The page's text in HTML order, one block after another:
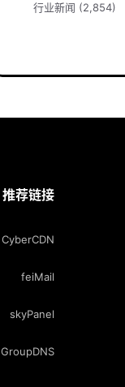
行业新闻 (2,854)
推荐链接
CyberCDN
feiMail
skyPanel
GroupDNS